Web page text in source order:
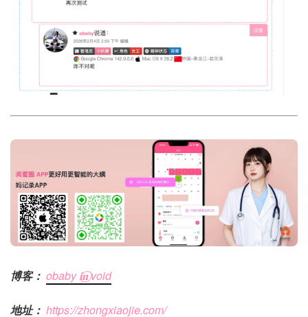
博客： obaby 𝐢‍𝐧⃝ void
地址： https://zhongxiaojie.com/